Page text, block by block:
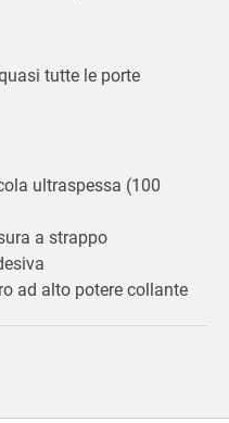
tutte le porte
ultraspessa (100
a strappo
ad alto potere collante